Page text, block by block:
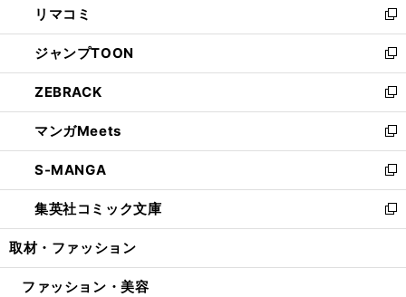
で
開
く
ド
ウ
で
開
く
ィ
ン
ド
ウ
で
開
く
い
ウ
ィ
ン
ド
ウ
で
開
く
リマコミ
新
し
い
ウ
ィ
ン
ド
ウ
で
開
く
ジャンプTOON
新
し
い
ウ
ィ
ン
ド
ウ
で
開
ZEBRACK
新
し
い
ウ
ィ
ン
ド
ウ
開
マンガMeets
新
し
い
ウ
ィ
ン
ウ
S-MANGA
新
し
い
ウ
ン
集英社コミック文庫
新
し
ウ
取材・ファッション
ファッション・美容